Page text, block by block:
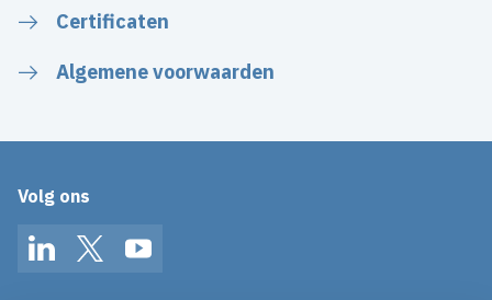
Certificaten
Algemene voorwaarden
Volg ons
LinkedInTwitterYouTube